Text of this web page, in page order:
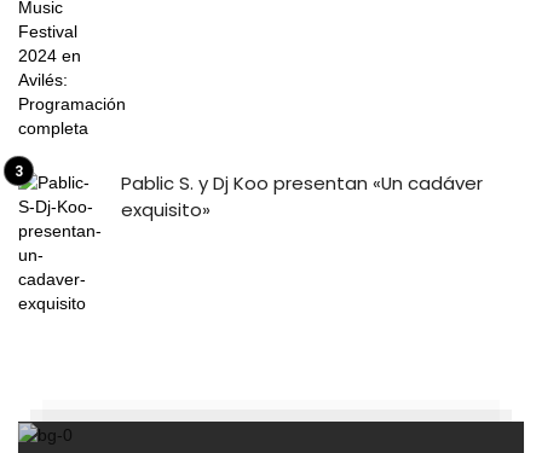
Pablic S. y Dj Koo presentan «Un cadáver
exquisito»